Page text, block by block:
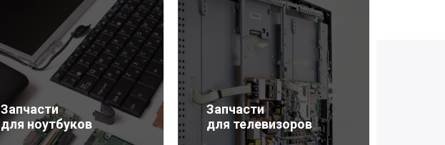
Запчасти
для ноутбуков
Запчасти
для телевизоров